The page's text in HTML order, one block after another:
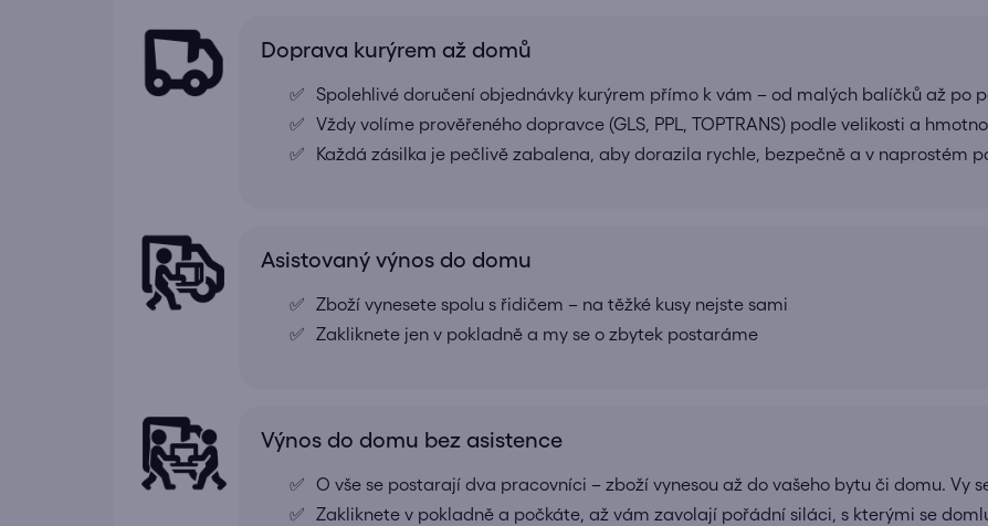
Doprava kurýrem až domů
Spolehlivé doručení objednávky kurýrem přímo k vám – od malých balíčků až po
Vždy volíme prověřeného dopravce (GLS, PPL, TOPTRANS) podle velikosti a
Každá zásilka je pečlivě zabalena, aby dorazila rychle, bezpečně a v naprostém
Asistovaný výnos do domu
Zboží vynesete spolu s řidičem – na těžké kusy nejste sami
Zakliknete jen v pokladně a my se o zbytek postaráme
Výnos do domu bez asistence
O vše se postarají dva pracovníci – zboží vynesou až do vašeho bytu či domu. Vy
Zakliknete v pokladně a počkáte, až vám zavolají pořádní siláci, s kterými se